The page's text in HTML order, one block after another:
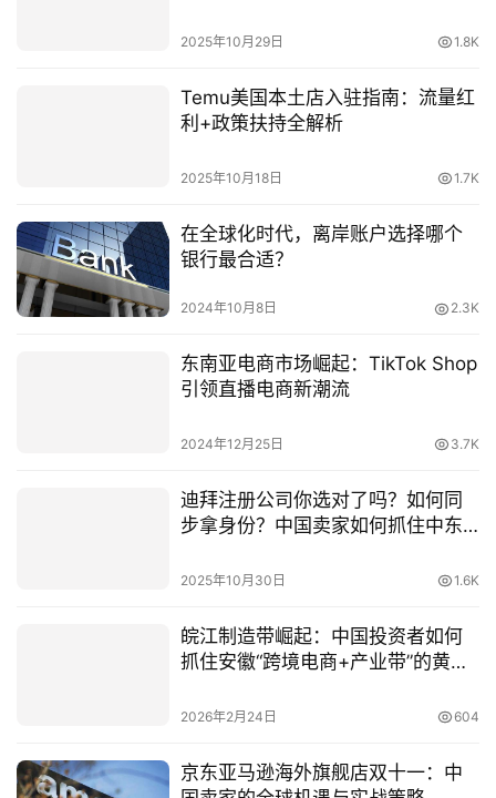
2025年10月29日 1.8K
Temu美国本土店入驻指南：流量红
利+政策扶持全解析
2025年10月18日 1.7K
在全球化时代，离岸账户选择哪个
银行最合适？
2024年10月8日 2.3K
东南亚电商市场崛起：TikTok Shop
引领直播电商新潮流
2024年12月25日 3.7K
迪拜注册公司你选对了吗？如何同
步拿身份？中国卖家如何抓住中东
2025年10月30日 1.6K
皖江制造带崛起：中国投资者如何
抓住安徽“跨境电商+产业带”的黄金
2026年2月24日 604
京东亚马逊海外旗舰店双十一：中